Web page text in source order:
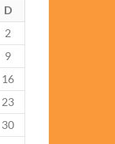
D
2
9
16
23
30